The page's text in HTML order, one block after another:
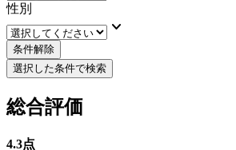
性別
keyboard_arrow_down
条件解除
選択した条件で検索
総合評価
4.3点